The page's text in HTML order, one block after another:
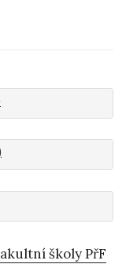
školy PřF